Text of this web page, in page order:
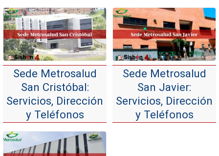
Sede Metrosalud
San Cristóbal:
Servicios, Dirección
y Teléfonos
Sede Metrosalud
San Javier:
Servicios, Dirección
y Teléfonos